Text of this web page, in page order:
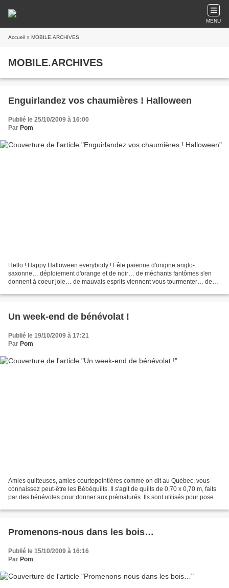
MENU
Accueil » MOBILE.ARCHIVES
MOBILE.ARCHIVES
Enguirlandez vos chaumières ! Halloween
Publié le 25/10/2009 à 16:00
Par Pom
Hello ! Happy Halloween everybody ! Fête païenne d'origine anglo-
saxonne… déploiement d'orange et de noir… de méchants fantômes s'en
donnent à coeur joie… de mauvais esprits viennent vous tourmenter… de
Un week-end de bénévolat !
Publié le 19/10/2009 à 17:21
Par Pom
Amies quilteuses, amies courtepointières comme on dit au Québec, vous
connaissez peut-être les Bébéquilts. Il s'agit de quilts de 0,70 x 0,70 m, faits
par des bénévoles pour donner aux prématurés. Ils sont utilisés pour poser
Promenons-nous dans les bois…
Publié le 15/10/2009 à 16:16
Par Pom